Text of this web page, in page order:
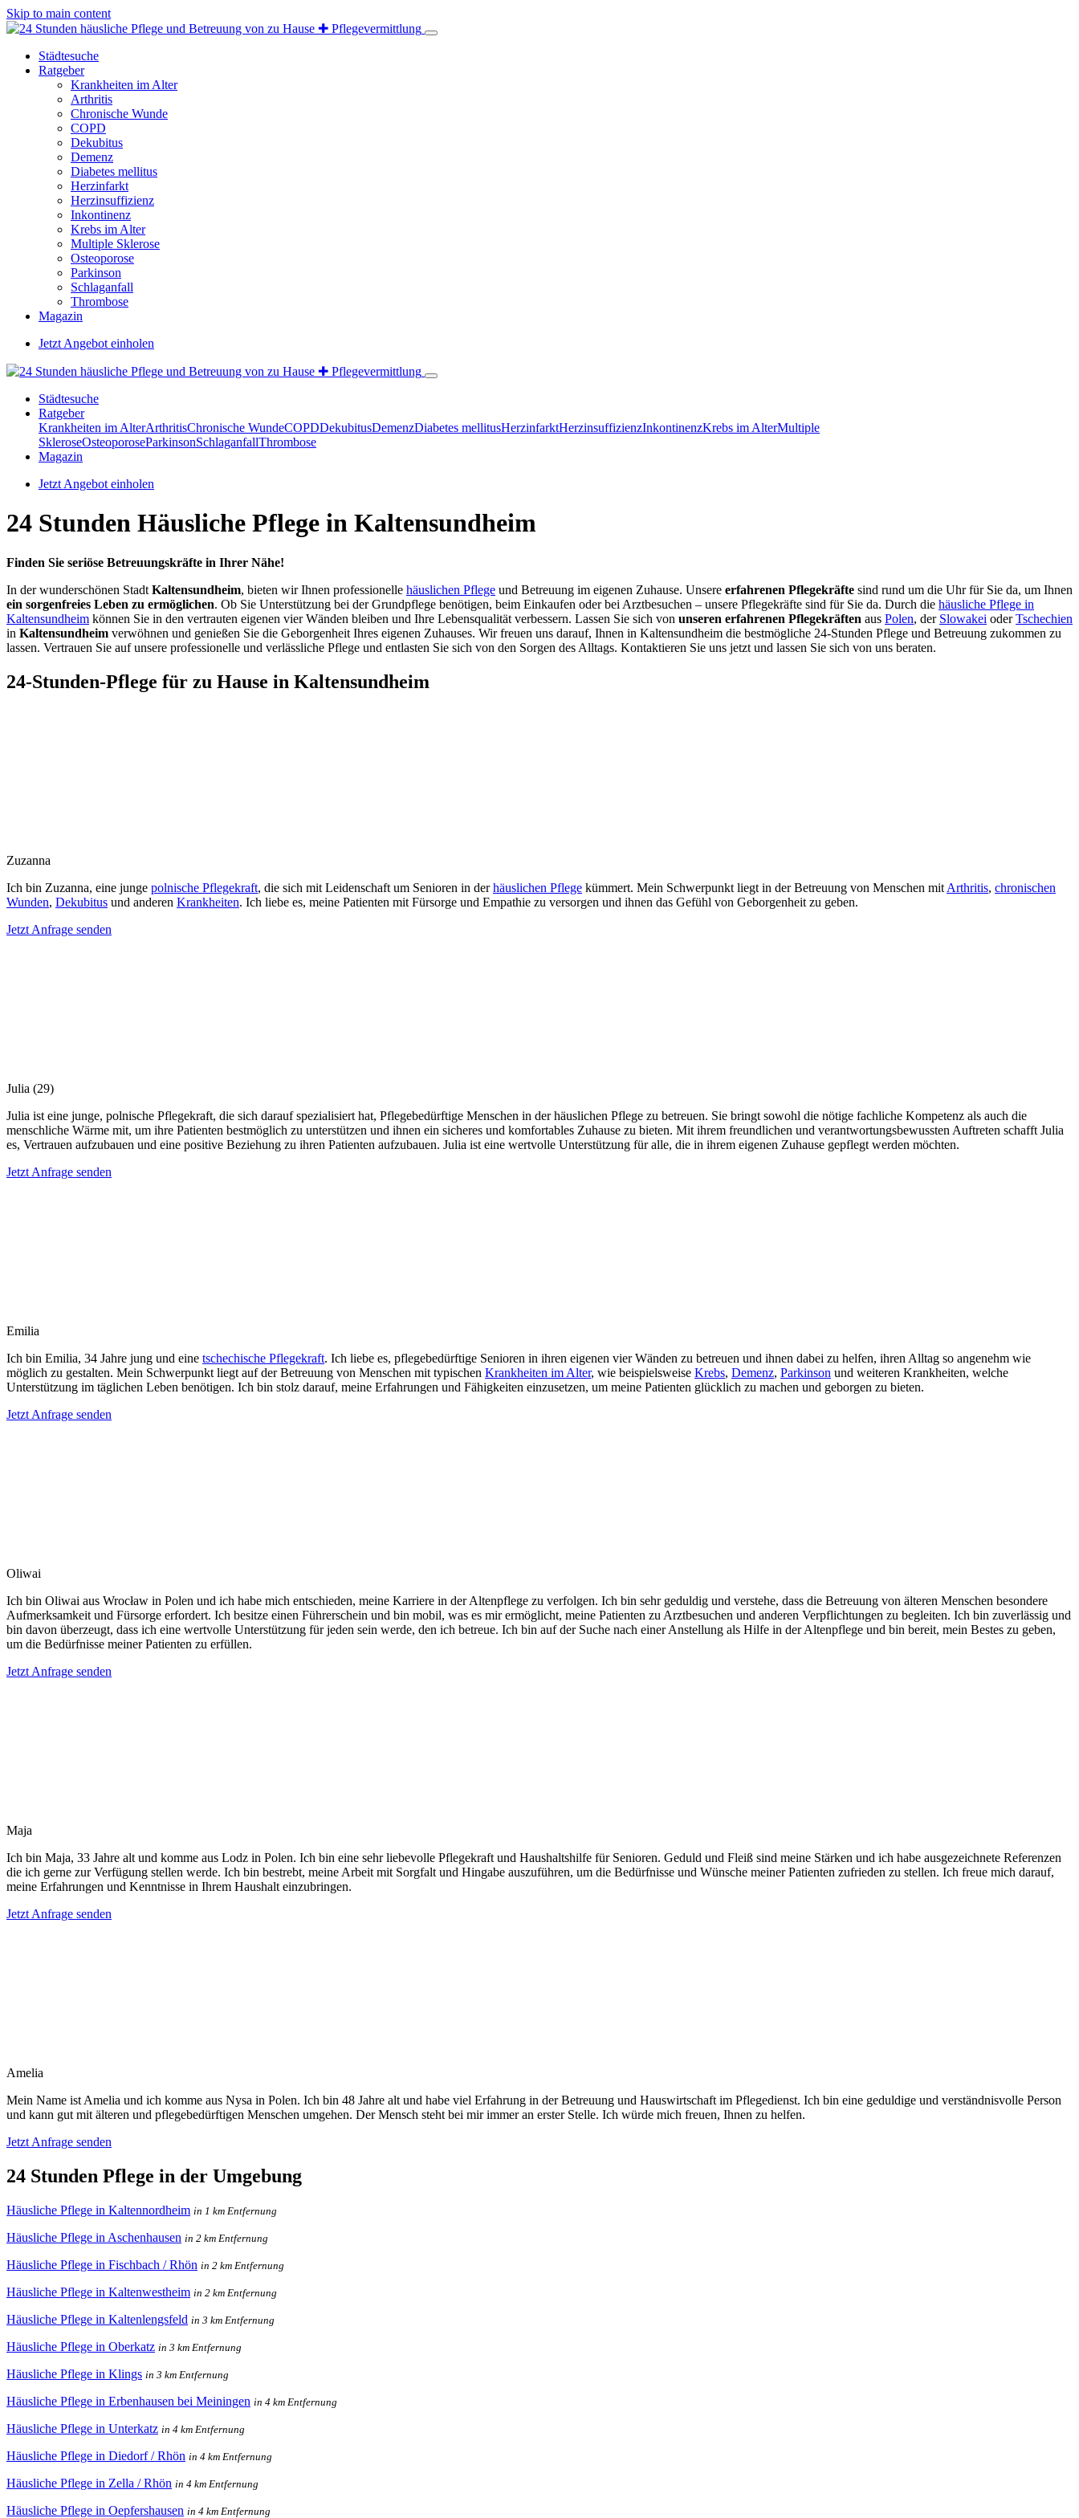
Skip to main content
Städtesuche
Ratgeber
Krankheiten im Alter
Arthritis
Chronische Wunde
COPD
Dekubitus
Demenz
Diabetes mellitus
Herzinfarkt
Herzinsuffizienz
Inkontinenz
Krebs im Alter
Multiple Sklerose
Osteoporose
Parkinson
Schlaganfall
Thrombose
Magazin
Jetzt Angebot einholen
Städtesuche
Ratgeber
Krankheiten im AlterArthritisChronische WundeCOPDDekubitusDemenzDiabetes mellitusHerzinfarktHerzinsuffizienzInkontinenzKrebs im AlterMultiple
SkleroseOsteoporoseParkinsonSchlaganfallThrombose
Magazin
Jetzt Angebot einholen
24 Stunden Häusliche Pflege in Kaltensundheim
Finden Sie seriöse Betreuungskräfte in Ihrer Nähe!
In der wunderschönen Stadt Kaltensundheim, bieten wir Ihnen professionelle häuslichen Pflege und Betreuung im eigenen Zuhause. Unsere erfahrenen Pflegekräfte sind rund um die Uhr für Sie da, um Ihnen
ein sorgenfreies Leben zu ermöglichen. Ob Sie Unterstützung bei der Grundpflege benötigen, beim Einkaufen oder bei Arztbesuchen – unsere Pflegekräfte sind für Sie da. Durch die häusliche Pflege in
Kaltensundheim können Sie in den vertrauten eigenen vier Wänden bleiben und Ihre Lebensqualität verbessern. Lassen Sie sich von unseren erfahrenen Pflegekräften aus Polen, der Slowakei oderTschechien
in Kaltensundheim verwöhnen und genießen Sie die Geborgenheit Ihres eigenen Zuhauses. Wir freuen uns darauf, Ihnen in Kaltensundheim die bestmögliche 24-Stunden Pflege und Betreuung zukommen zu
lassen. Vertrauen Sie auf unsere professionelle und verlässliche Pflege und entlasten Sie sich von den Sorgen des Alltags. Kontaktieren Sie uns jetzt und lassen Sie sich von uns beraten.
24-Stunden-Pflege für zu Hause in Kaltensundheim
Zuzanna
Ich bin Zuzanna, eine junge polnische Pflegekraft, die sich mit Leidenschaft um Senioren in derhäuslichen Pflege kümmert. Mein Schwerpunkt liegt in der Betreuung von Menschen mit Arthritis, chronischen
Wunden, Dekubitus und anderen Krankheiten. Ich liebe es, meine Patienten mit Fürsorge und Empathie zu versorgen und ihnen das Gefühl von Geborgenheit zu geben.
Jetzt Anfrage senden
Julia (29)
Julia ist eine junge, polnische Pflegekraft, die sich darauf spezialisiert hat, Pflegebedürftige Menschen in der häuslichen Pflege zu betreuen. Sie bringt sowohl die nötige fachliche Kompetenz als auch die
menschliche Wärme mit, um ihre Patienten bestmöglich zu unterstützen und ihnen ein sicheres und komfortables Zuhause zu bieten. Mit ihrem freundlichen und verantwortungsbewussten Auftreten schafft Julia
es, Vertrauen aufzubauen und eine positive Beziehung zu ihren Patienten aufzubauen. Julia ist eine wertvolle Unterstützung für alle, die in ihrem eigenen Zuhause gepflegt werden möchten.
Jetzt Anfrage senden
Emilia
Ich bin Emilia, 34 Jahre jung und eine tschechische Pflegekraft. Ich liebe es, pflegebedürftige Senioren in ihren eigenen vier Wänden zu betreuen und ihnen dabei zu helfen, ihren Alltag so angenehm wie
möglich zu gestalten. Mein Schwerpunkt liegt auf der Betreuung von Menschen mit typischen Krankheiten im Alter, wie beispielsweise Krebs, Demenz, Parkinson und weiteren Krankheiten, welche
Unterstützung im täglichen Leben benötigen. Ich bin stolz darauf, meine Erfahrungen und Fähigkeiten einzusetzen, um meine Patienten glücklich zu machen und geborgen zu bieten.
Jetzt Anfrage senden
Oliwai
Ich bin Oliwai aus Wrocław in Polen und ich habe mich entschieden, meine Karriere in der Altenpflege zu verfolgen. Ich bin sehr geduldig und verstehe, dass die Betreuung von älteren Menschen besondere
Aufmerksamkeit und Fürsorge erfordert. Ich besitze einen Führerschein und bin mobil, was es mir ermöglicht, meine Patienten zu Arztbesuchen und anderen Verpflichtungen zu begleiten. Ich bin zuverlässig und
bin davon überzeugt, dass ich eine wertvolle Unterstützung für jeden sein werde, den ich betreue. Ich bin auf der Suche nach einer Anstellung als Hilfe in der Altenpflege und bin bereit, mein Bestes zu geben,
um die Bedürfnisse meiner Patienten zu erfüllen.
Jetzt Anfrage senden
Maja
Ich bin Maja, 33 Jahre alt und komme aus Lodz in Polen. Ich bin eine sehr liebevolle Pflegekraft und Haushaltshilfe für Senioren. Geduld und Fleiß sind meine Stärken und ich habe ausgezeichnete Referenzen
die ich gerne zur Verfügung stellen werde. Ich bin bestrebt, meine Arbeit mit Sorgfalt und Hingabe auszuführen, um die Bedürfnisse und Wünsche meiner Patienten zufrieden zu stellen. Ich freue mich darauf,
meine Erfahrungen und Kenntnisse in Ihrem Haushalt einzubringen.
Jetzt Anfrage senden
Amelia
Mein Name ist Amelia und ich komme aus Nysa in Polen. Ich bin 48 Jahre alt und habe viel Erfahrung in der Betreuung und Hauswirtschaft im Pflegedienst. Ich bin eine geduldige und verständnisvolle Person
und kann gut mit älteren und pflegebedürftigen Menschen umgehen. Der Mensch steht bei mir immer an erster Stelle. Ich würde mich freuen, Ihnen zu helfen.
Jetzt Anfrage senden
24 Stunden Pflege in der Umgebung
Häusliche Pflege in Kaltennordheim in 1 km Entfernung
Häusliche Pflege in Aschenhausen in 2 km Entfernung
Häusliche Pflege in Fischbach / Rhön in 2 km Entfernung
Häusliche Pflege in Kaltenwestheim in 2 km Entfernung
Häusliche Pflege in Kaltenlengsfeld in 3 km Entfernung
Häusliche Pflege in Oberkatz in 3 km Entfernung
Häusliche Pflege in Klings in 3 km Entfernung
Häusliche Pflege in Erbenhausen bei Meiningen in 4 km Entfernung
Häusliche Pflege in Unterkatz in 4 km Entfernung
Häusliche Pflege in Diedorf / Rhön in 4 km Entfernung
Häusliche Pflege in Zella / Rhön in 4 km Entfernung
Häusliche Pflege in Oepfershausen in 4 km Entfernung